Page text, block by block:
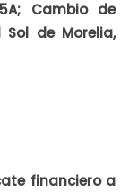
Cambio de
Sol de Morelia,
financiero a